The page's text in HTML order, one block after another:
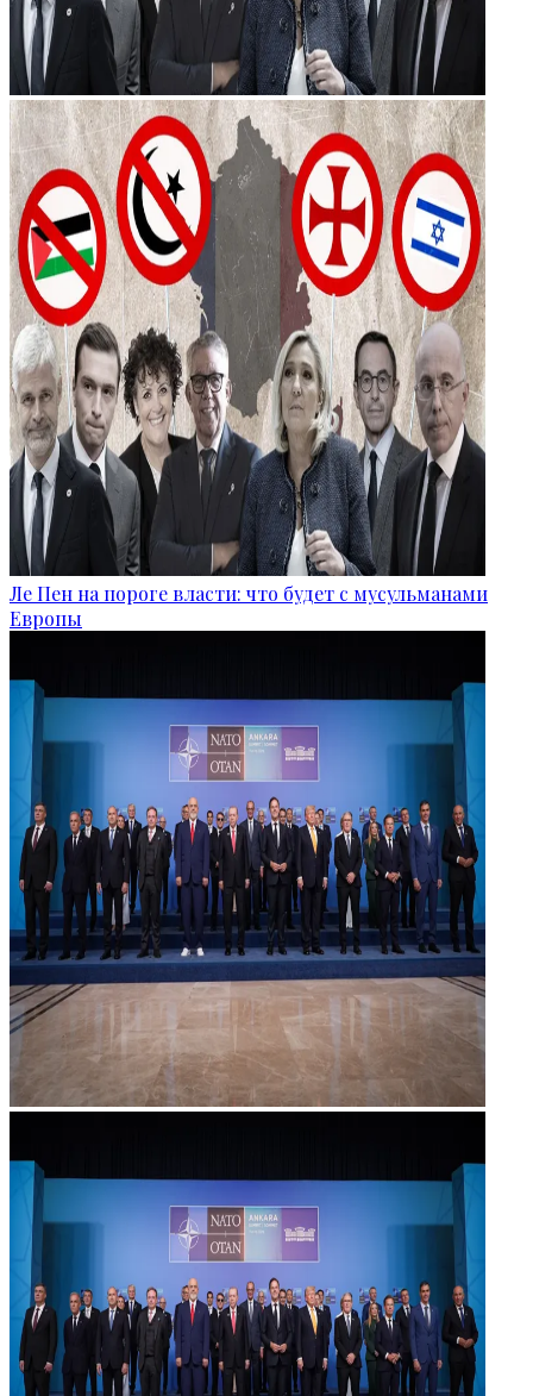
Ле Пен на пороге власти: что будет с мусульманами
Европы